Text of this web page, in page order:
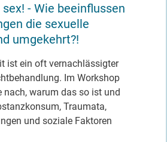
- Wie beeinflussen
die sexuelle
umgekehrt?!
ist ein oft vernachlässigter
Im Workshop
nach, warum das so ist und
Traumata,
und soziale Faktoren